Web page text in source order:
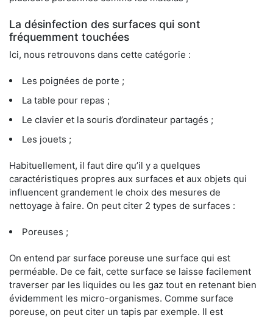
La désinfection des surfaces qui sont
fréquemment touchées
Ici, nous retrouvons dans cette catégorie :
Les poignées de porte ;
La table pour repas ;
Le clavier et la souris d’ordinateur partagés ;
Les jouets ;
Habituellement, il faut dire qu’il y a quelques
caractéristiques propres aux surfaces et aux objets qui
influencent grandement le choix des mesures de
nettoyage à faire. On peut citer 2 types de surfaces :
Poreuses ;
On entend par surface poreuse une surface qui est
perméable. De ce fait, cette surface se laisse facilement
traverser par les liquides ou les gaz tout en retenant bien
évidemment les micro-organismes. Comme surface
poreuse, on peut citer un tapis par exemple. Il est